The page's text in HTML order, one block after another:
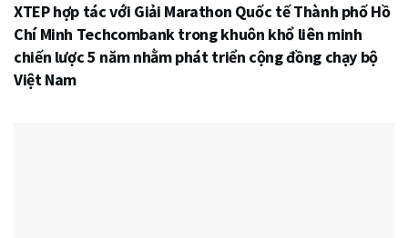
XTEP hợp tác với Giải Marathon Quốc tế Thành phố Hồ
Chí Minh Techcombank trong khuôn khổ liên minh
chiến lược 5 năm nhằm phát triển cộng đồng chạy bộ
Việt Nam